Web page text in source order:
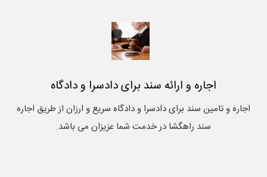
اجاره و ارائه سند برای دادسرا و دادگاه
اجاره و تامین سند برای دادسرا و دادگاه سریع و ارزان از طریق اجاره
سند راهگشا در خدمت شما عزیزان می باشد.